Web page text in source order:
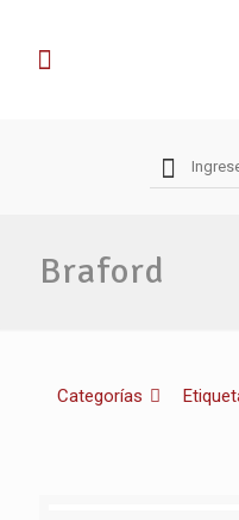
Braford
Categorías